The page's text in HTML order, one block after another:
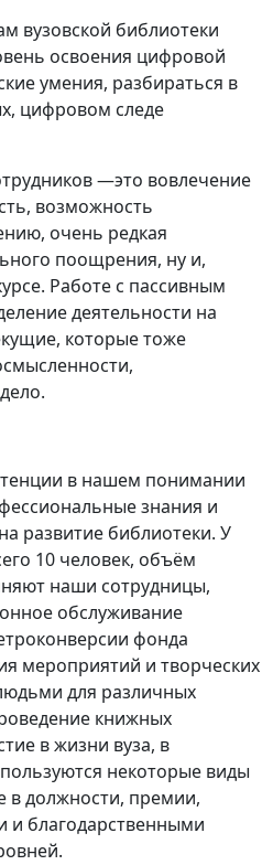
вузовской библиотеки
освоения цифровой
умения, разбираться в
цифровом следе
—это вовлечение
возможность
очень редкая
поощрения, ну и,
Работе с пассивным
деятельности на
которые тоже
в нашем понимании
знания и
развитие библиотеки. У
10 человек, объём
наши сотрудницы,
обслуживание
фонда
мероприятий и творческих
для различных
книжных
в жизни вуза, в
некоторые виды
должности, премии,
и благодарственными